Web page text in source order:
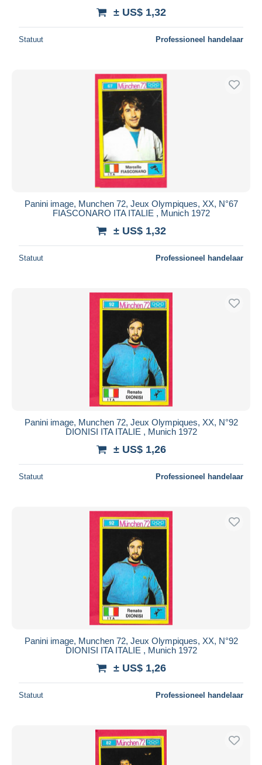
± US$ 1,32
Statuut Professioneel handelaar
Panini image, Munchen 72, Jeux Olympiques, XX, N°67
FIASCONARO ITA ITALIE , Munich 1972
± US$ 1,32
Statuut Professioneel handelaar
Panini image, Munchen 72, Jeux Olympiques, XX, N°92
DIONISI ITA ITALIE , Munich 1972
± US$ 1,26
Statuut Professioneel handelaar
Panini image, Munchen 72, Jeux Olympiques, XX, N°92
DIONISI ITA ITALIE , Munich 1972
± US$ 1,26
Statuut Professioneel handelaar